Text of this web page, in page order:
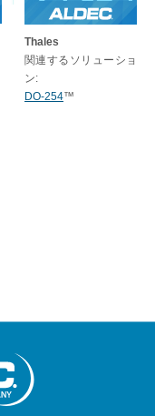
Thales
関連するソリューショ
ン:
DO-254™